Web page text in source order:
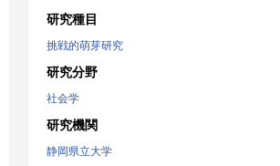
研究種目
挑戦的萌芽研究
研究分野
社会学
研究機関
静岡県立大学